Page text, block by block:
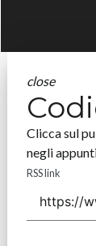
close
Clicca sul
negli
RSS link